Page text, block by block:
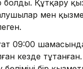
Құтқару
мен
09:00
кезде